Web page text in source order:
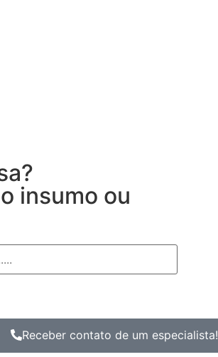
insumo ou
Receber contato de um especialista!